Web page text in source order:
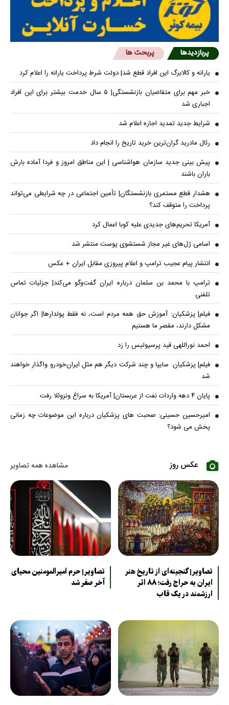
پربازدیدها پربحث ها
یارانه و کالابرگ این افراد قطع شد| دولت شرط پرداخت یارانه را اعلام کرد
خبر مهم برای متقاضیان بازنشستگی| ۵ سال خدمت بیشتر برای این افراد
اجباری شد
شرایط جدید تمدید اجاره اعلام شد
رئال مادرید گران‌ترین خرید تاریخ را انجام داد
پیش بینی جدید سازمان هواشناسی | این مناطق امروز و فردا آماده بارش
باران باشند
هشدار قطع مستمری بازنشستگان| تأمین اجتماعی در چه شرایطی می‌تواند
پرداخت را متوقف کند؟
آمریکا تحریم‌های جدیدی علیه کوبا اعمال کرد
اسامی ژل‌های غیر مجاز شستشوی پوست منتشر شد
انتشار پیام عجیب ترامپ و اعلام پیروزی مقابل ایران + عکس
ترامپ با محمد بن سلمان درباره ایران گفت‌وگو می‌کند| جزئیات تماس
تلفنی
فیلم| پزشکیان: آموزش حق همه مردم است، نه فقط پولدارها| اگر جوانان
مشکل دارند، مقصر ما هستیم
احمد نوراللهی قید پرسپولیس را زد
فیلم| پزشکیان: سایپا و چند شرکت دیگر هم مثل ایران‌خودرو واگذار خواهند
شد
پایان ۴ دهه واردات نفت از عربستان| آمریکا به سراغ ونزوئلا رفت
امیرحسین حسینی: صحبت های پزشکیان درباره این موضوعات چه زمانی
پخش می شود؟
عکس روز مشاهده همه تصاویر
تصاویر| گنجینه‌ای از تاریخ هنر
ایران به حراج رفت؛ ۸۸ اثر
ارزشمند در یک قاب
تصاویر| حرم امیرالمومنین محیای
آخر صفر شد